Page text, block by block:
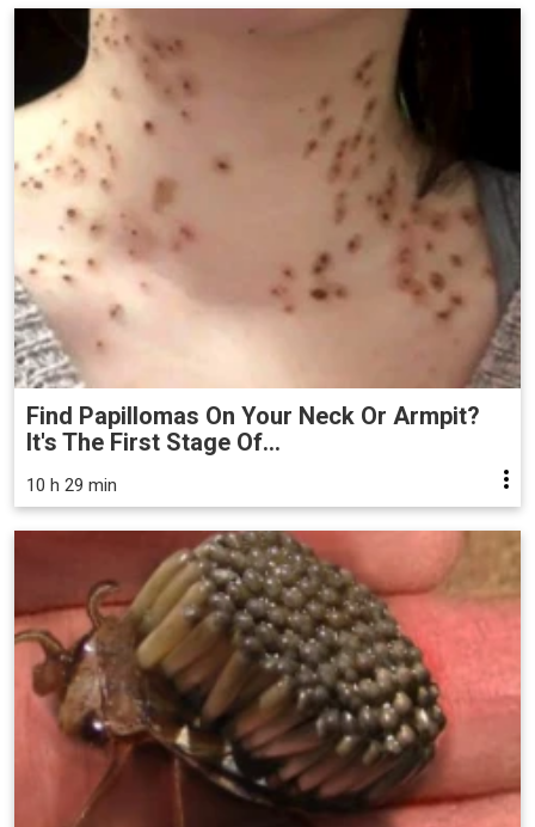
Find Papillomas On Your Neck Or Armpit?
It's The First Stage Of...
10 h 29 min